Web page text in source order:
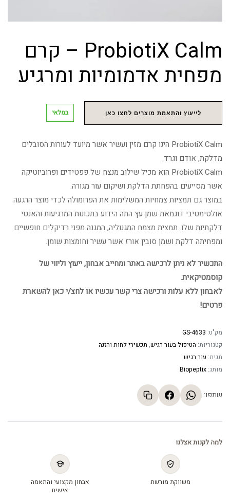
ProbiotiX Calm – קרם
מפחית אדמומיות ומרגיע
לייעוץ והתאמת מוצרים לחצו כאן במלאי
ProbiotiX Calm הינו קרם מזין ועשיר אשר מיועד לעורות הסובלים
מדלקת, אודם וגרד.
ProbiotiX Calm הוא מכיל שילוב מנצח של פפטידים ופרוביוטיקה
אשר מסייעים בהפחתת הדלקת ושיקום עור מגורה.
במוצר גם תמציות צמחיות המשלימות את הפרומולה לכדי מוצר הרגעה
אולטימטיבי דוגמאת שמן עץ התה הידוע בתכונות המרגיעות והאנטי
דלקתיות שלו. תמצית מצמח המגנוליה, המגנה מפני רדיקלים חופשיים
ומפחיתה דלקת ושמן סובין אורז אשר עשיר וחומצות שומן.
התכשיר לא ניתן לרכישה באתר ומחייב אבחון, ייעוץ וליווי של
קוסמטיקאית.
לאבחון ללא עלות ורכישה צרי קשר עכשיו או לחצ/י כאן להשארת
פרטים!
מק"ט: GS-4633
קטגוריות: הטיפול בעור רגיש, תכשירי לחות והזנה
תגית: עור רגיש
מותג: Biopeptix
שתפו:
למה לקנות אצלנו
משווקת מורשת
אבחון מקצועי והתאמה
אישית